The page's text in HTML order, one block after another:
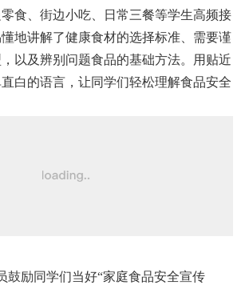
食、街边小吃、日常三餐等学生高频接
地讲解了健康食材的选择标准、需要谨
以及辨别问题食品的基础方法。用贴近
白的语言，让同学们轻松理解食品安全
励同学们当好“家庭食品安全宣传